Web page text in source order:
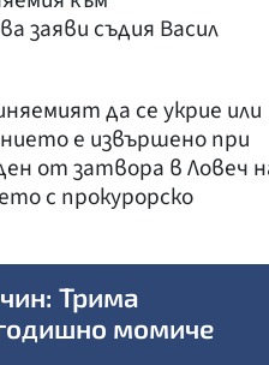
заяви съдия Васил
да се укрие или
е извършено при
от затвора в Ловеч
с прокурорско
Трима
момиче